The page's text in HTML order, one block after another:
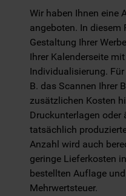
Wir haben Ihnen eine
angeboten. In diesem
Gestaltung Ihrer
Ihrer Kalenderseite
Individualisierung.
B. das Scannen Ihrer
zusätzlichen Kosten
Druckunterlagen oder
tatsächlich
Anzahl wird auch
geringe Lieferkosten
bestellten Auflage
Mehrwertsteuer.